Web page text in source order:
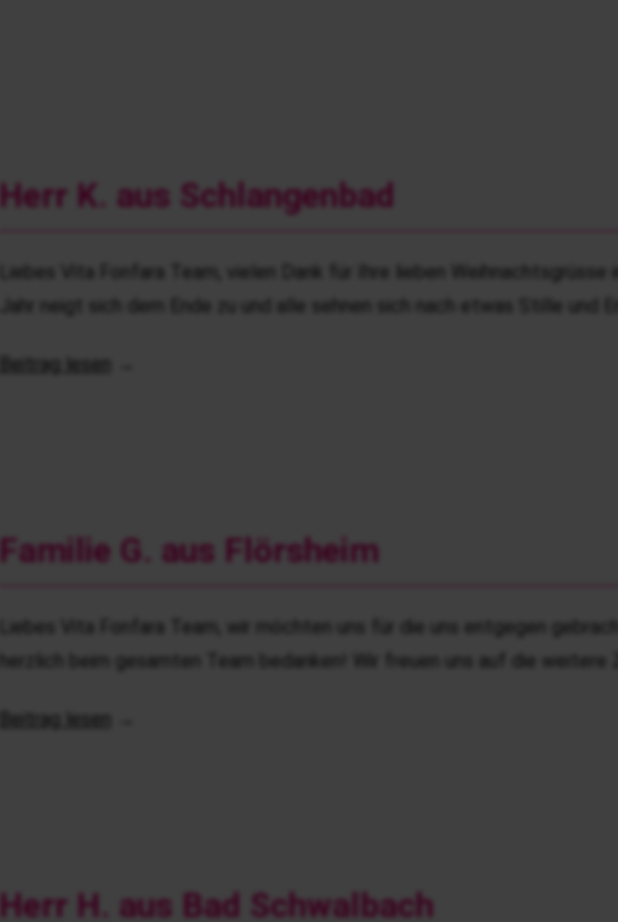
Herr K. aus Schlangenbad
Liebes Vita Fonfara Team, vielen Dank für Ihre lieben Weihnachtsgrüsse
Jahr neigt sich dem Ende zu und alle sehnen sich nach etwas Stille und
Beitrag lesen
Familie G. aus Flörsheim
Liebes Vita Fonfara Team, wir möchten uns für die uns entgegen
herzlich beim gesamten Team bedanken! Wir freuen uns auf die weitere
Beitrag lesen
Herr H. aus Bad Schwalbach